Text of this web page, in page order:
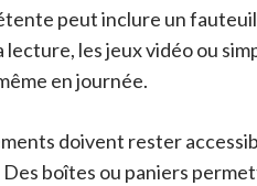
peut inclure un
lecture, les jeux vidéo ou
en journée.
doivent rester
boîtes ou paniers